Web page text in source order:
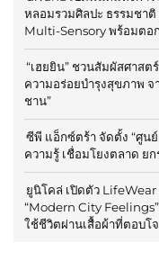
หลอมรวมศิลปะ ธรรมชา
Multi-Sensory พร้อมตอ
“เฮยยิน” ชวนสัมผัสศาส
ความอร่อยบำรุงสุขภาพ
ชาน”
ซีพี แอ็กซ์ตร้า จัดตั้ง “ศูน
ความรู้ เชื่อมโยงตลาด ย
ยูนิโคล่ เปิดตัว
“Modern City
ใช้ชีวิตผ่านเสื้อผ้าที่ตอบโ